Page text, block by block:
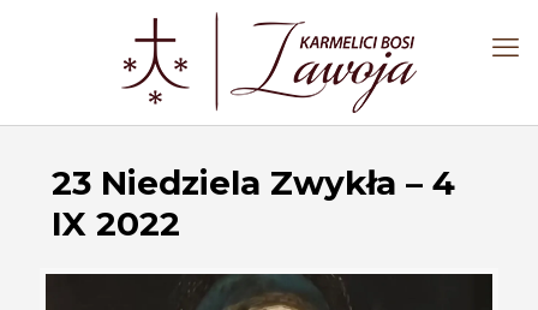
23 Niedziela Zwykła – 4
IX 2022